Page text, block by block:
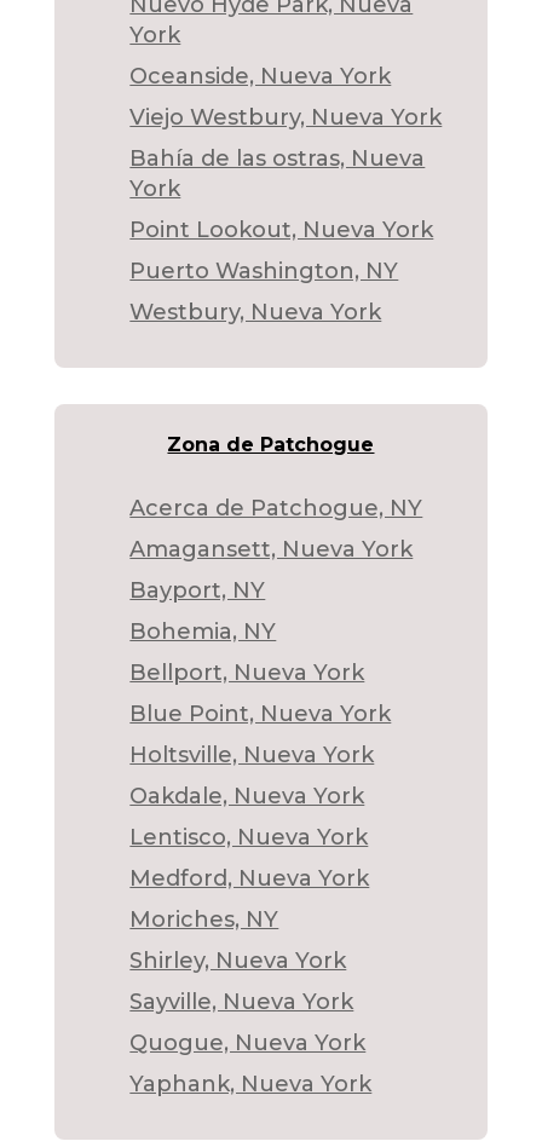
York
Oceanside, Nueva York
Viejo Westbury, Nueva York
Bahía de las ostras, Nueva
York
Point Lookout, Nueva York
Puerto Washington, NY
Westbury, Nueva York
Zona de Patchogue
Acerca de Patchogue, NY
Amagansett, Nueva York
Bayport, NY
Bohemia, NY
Bellport, Nueva York
Blue Point, Nueva York
Holtsville, Nueva York
Oakdale, Nueva York
Lentisco, Nueva York
Medford, Nueva York
Moriches, NY
Shirley, Nueva York
Sayville, Nueva York
Quogue, Nueva York
Yaphank, Nueva York